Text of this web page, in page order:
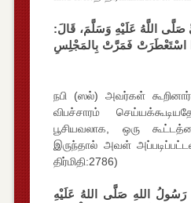
اللَّهُ عَلَيْهِ وَسَلَّمَ، قَالَ:
اسْتَعْطَرَتْ فَمَرَّتْ بِالمَجْلِسِ
நபி (ஸல்) அவர்கள்
விபச்சாரம்
பூசியவலாக, ஒரு
இருந்தால் அவள்
திர்மிதி:2786)
اللهِ صَلَّى اللهُ عَلَيْهِ